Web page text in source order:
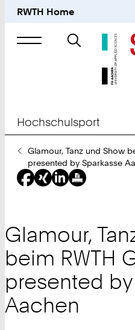
RWTH Home
Suche
nach
Hochschulsport
Sie
sind
hier:
Glamour, Tanz und Show
presented by Sparkasse
Glamour,
beim RWTH
presented
Aachen